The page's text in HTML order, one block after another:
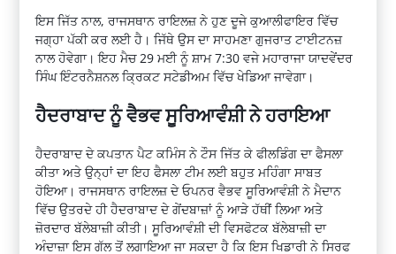
ਇਸ ਜਿੱਤ ਨਾਲ, ਰਾਜਸਥਾਨ ਰਾਇਲਜ਼ ਨੇ ਹੁਣ ਦੂਜੇ ਕੁਆਲੀਫਾਇਰ ਵਿੱਚ
ਜਗ੍ਹਾ ਪੱਕੀ ਕਰ ਲਈ ਹੈ। ਜਿੱਥੇ ਉਸ ਦਾ ਸਾਹਮਣਾ ਗੁਜਰਾਤ ਟਾਈਟਨਜ਼
ਨਾਲ ਹੋਵੇਗਾ। ਇਹ ਮੈਚ 29 ਮਈ ਨੂੰ ਸ਼ਾਮ 7:30 ਵਜੇ ਮਹਾਰਾਜਾ ਯਾਦਵੇਂਦਰ
ਸਿੰਘ ਇੰਟਰਨੈਸ਼ਨਲ ਕ੍ਰਿਕਟ ਸਟੇਡੀਅਮ ਵਿੱਚ ਖੇਡਿਆ ਜਾਵੇਗਾ।
ਹੈਦਰਾਬਾਦ ਨੂੰ ਵੈਭਵ ਸੂਰਿਆਵੰਸ਼ੀ ਨੇ ਹਰਾਇਆ
ਹੈਦਰਾਬਾਦ ਦੇ ਕਪਤਾਨ ਪੈਟ ਕਮਿੰਸ ਨੇ ਟੌਸ ਜਿੱਤ ਕੇ ਫੀਲਡਿੰਗ ਦਾ ਫੈਸਲਾ
ਕੀਤਾ ਅਤੇ ਉਨ੍ਹਾਂ ਦਾ ਇਹ ਫੈਸਲਾ ਟੀਮ ਲਈ ਬਹੁਤ ਮਹਿੰਗਾ ਸਾਬਤ
ਹੋਇਆ। ਰਾਜਸਥਾਨ ਰਾਇਲਜ਼ ਦੇ ਓਪਨਰ ਵੈਭਵ ਸੂਰਿਆਵੰਸ਼ੀ ਨੇ ਮੈਦਾਨ
ਵਿੱਚ ਉਤਰਦੇ ਹੀ ਹੈਦਰਾਬਾਦ ਦੇ ਗੇਂਦਬਾਜ਼ਾਂ ਨੂੰ ਆੜੇ ਹੱਥੀਂ ਲਿਆ ਅਤੇ
ਜ਼ੋਰਦਾਰ ਬੱਲੇਬਾਜ਼ੀ ਕੀਤੀ। ਸੂਰਿਆਵੰਸ਼ੀ ਦੀ ਵਿਸਫੋਟਕ ਬੱਲੇਬਾਜ਼ੀ ਦਾ
ਅੰਦਾਜ਼ਾ ਇਸ ਗੱਲ ਤੋਂ ਲਗਾਇਆ ਜਾ ਸਕਦਾ ਹੈ ਕਿ ਇਸ ਖਿਡਾਰੀ ਨੇ ਸਿਰਫ